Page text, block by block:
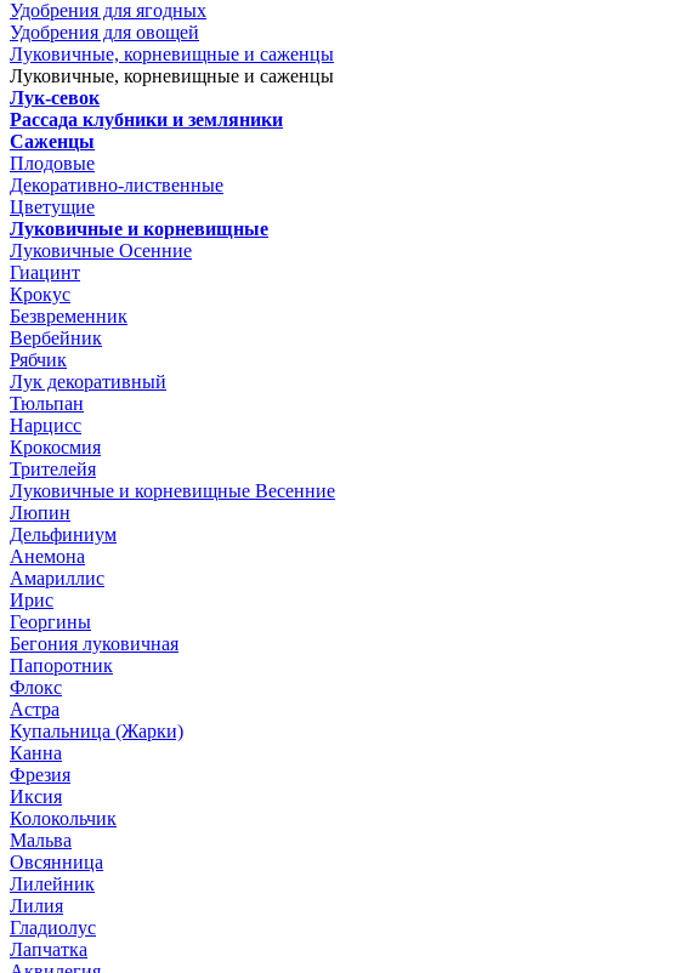
Удобрения для ягодных
Удобрения для овощей
Луковичные, корневищные и саженцы
Луковичные, корневищные и саженцы
Лук-севок
Рассада клубники и земляники
Саженцы
Плодовые
Декоративно-лиственные
Цветущие
Луковичные и корневищные
Луковичные Осенние
Гиацинт
Крокус
Безвременник
Вербейник
Рябчик
Лук декоративный
Тюльпан
Нарцисс
Крокосмия
Трителейя
Луковичные и корневищные Весенние
Люпин
Дельфиниум
Анемона
Амариллис
Ирис
Георгины
Бегония луковичная
Папоротник
Флокс
Астра
Купальница (Жарки)
Канна
Фрезия
Иксия
Колокольчик
Мальва
Овсянница
Лилейник
Лилия
Гладиолус
Лапчатка